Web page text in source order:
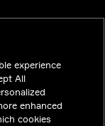
experience
All
enhanced
cookies